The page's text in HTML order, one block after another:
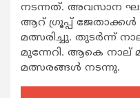
നടന്നത്. അവസാന
ആറ് ഗ്രൂപ്പ്
മത്സരിച്ചു. തുടര്‍ന്ന്
മുന്നേറി. ആകെ നാല്
മത്സരങ്ങള്‍ നടന്നു.